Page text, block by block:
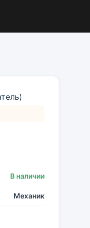
В наличии
Механик